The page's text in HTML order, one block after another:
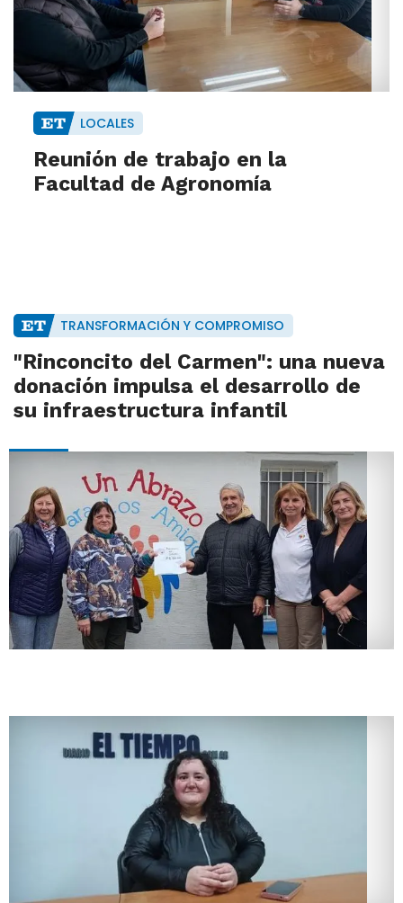
LOCALES
Reunión de trabajo en la
Facultad de Agronomía
TRANSFORMACIÓN Y COMPROMISO
"Rinconcito del Carmen": una nueva
donación impulsa el desarrollo de
su infraestructura infantil